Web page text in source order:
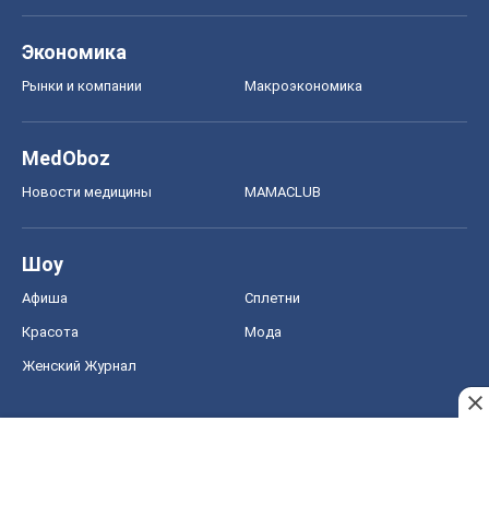
Экономика
Рынки и компании Mакроэкономика
MedOboz
Новости медицины MAMACLUB
Шоу
Афиша Сплетни
Красота Мода
Женский Журнал